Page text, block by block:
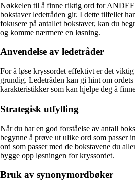
Nøkkelen til å finne riktig ord for
bokstaver ledetråden gir. I dette tilfellet
fokusere på antallet bokstaver, kan du
og komme nærmere en løsning.
Anvendelse av ledetråder
For å løse kryssordet effektivt er det viktig
grundig. Ledetråden kan gi hint om
karakteristikker som kan hjelpe deg å
Strategisk utfylling
Når du har en god forståelse av antall
begynne å prøve ut ulike ord som passer
ord som passer med de bokstavene du
bygge opp løsningen for kryssordet.
Bruk av synonymordbøker